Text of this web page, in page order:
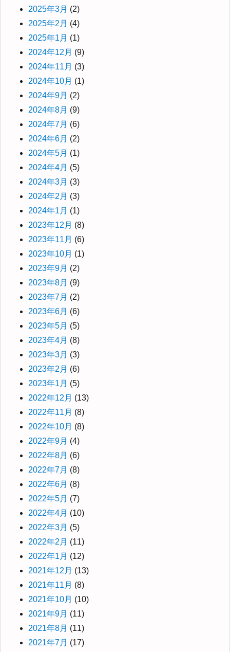
2025年3月 (2)
2025年2月 (4)
2025年1月 (1)
2024年12月 (9)
2024年11月 (3)
2024年10月 (1)
2024年9月 (2)
2024年8月 (9)
2024年7月 (6)
2024年6月 (2)
2024年5月 (1)
2024年4月 (5)
2024年3月 (3)
2024年2月 (3)
2024年1月 (1)
2023年12月 (8)
2023年11月 (6)
2023年10月 (1)
2023年9月 (2)
2023年8月 (9)
2023年7月 (2)
2023年6月 (6)
2023年5月 (5)
2023年4月 (8)
2023年3月 (3)
2023年2月 (6)
2023年1月 (5)
2022年12月 (13)
2022年11月 (8)
2022年10月 (8)
2022年9月 (4)
2022年8月 (6)
2022年7月 (8)
2022年6月 (8)
2022年5月 (7)
2022年4月 (10)
2022年3月 (5)
2022年2月 (11)
2022年1月 (12)
2021年12月 (13)
2021年11月 (8)
2021年10月 (10)
2021年9月 (11)
2021年8月 (11)
2021年7月 (17)